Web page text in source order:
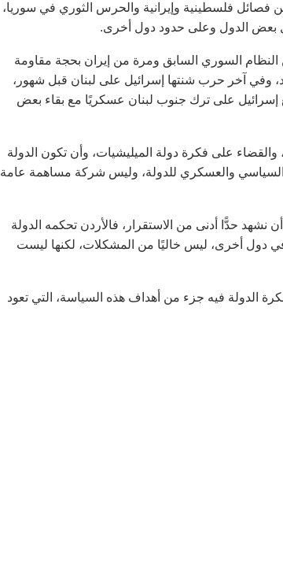
فصائل فلسطينية وإيرانية والحرس الثوري في سوريا،
بعض الدول وعلى حدود دول أخرى.
النظام السوري السابق ومرة من إيران بحجة مقاومة
وفي آخر حرب شنتها إسرائيل على لبنان قبل شهور،
إسرائيل على ترك جنوب لبنان عسكريًا مع بقاء بعض
على فكرة دولة الميليشيات، وأن تكون الدولة
والعسكري للدولة، وليس شركة مساهمة عامة
نشهد حدًّا أدنى من الاستقرار، فالأردن تحكمه الدولة
في دول أخرى، ليس خاليًا من المشكلات، لكنها ليست
الدولة فيه جزء من أهداف هذه السياسة، التي تعود